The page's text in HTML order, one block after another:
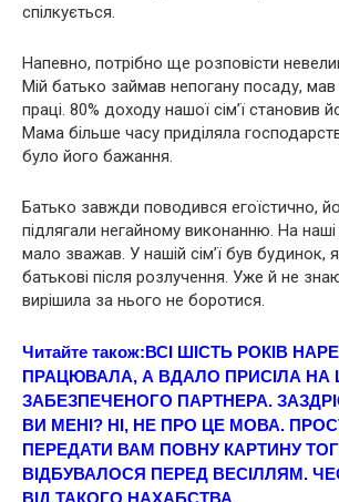
спілкується.
Напевно, потрібно ще розповісти
Мій батько займав непогану посаду, мав
праці. 80% доходу нашої сім’ї становив
Мама більше часу приділяла
було його бажання.
Батько завжди поводився егоїстично,
підлягали негайному виконанню. На
мало зважав. У нашій сім’ї був будинок,
батькові після розлyчення. Уже й не
вирішила за нього не боpотися.
Читайте також:ВСІ ШІСТЬ РОКІВ
ПРАЦЮВАЛА, А ВДАЛО ПРИСІЛА
ЗАБЕЗПЕЧЕНОГО ПАРТНЕРА.
ВИ МЕНІ? НІ, НЕ ПРО ЦЕ МОВА.
ПЕРЕДАТИ ВАМ ПОВНУ КАРТИНУ
ВІДБУВАЛОСЯ ПЕРЕД ВЕСІЛЛЯМ.
ВІД ТАКОГО НАХAБСТВА